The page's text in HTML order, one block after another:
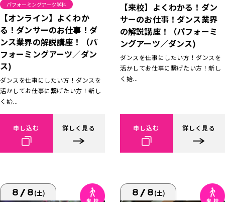
パフォーミングアーツ学科
【オンライン】よくわか
る！ダンサーのお仕事！ダ
ンス業界の解説講座！（パ
フォーミングアーツ／ダン
ス)
ダンスを仕事にしたい方！ダンスを
活かしてお仕事に繋げたい方！新し
く始...
申し込む 詳しく見る
【来校】よくわかる！ダン
サーのお仕事！ダンス業界
の解説講座！（パフォーミ
ングアーツ／ダンス)
ダンスを仕事にしたい方！ダンスを
活かしてお仕事に繋げたい方！新し
く始...
申し込む 詳しく見る
8/8(土) 8/8(土)